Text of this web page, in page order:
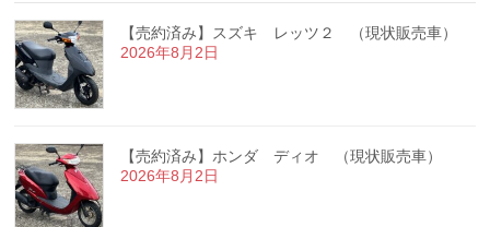
【売約済み】スズキ レッツ２ （現状販売車）
2026年8月2日
【売約済み】ホンダ ディオ （現状販売車）
2026年8月2日